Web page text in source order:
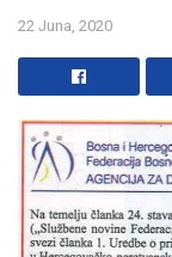
22 Juna, 2020